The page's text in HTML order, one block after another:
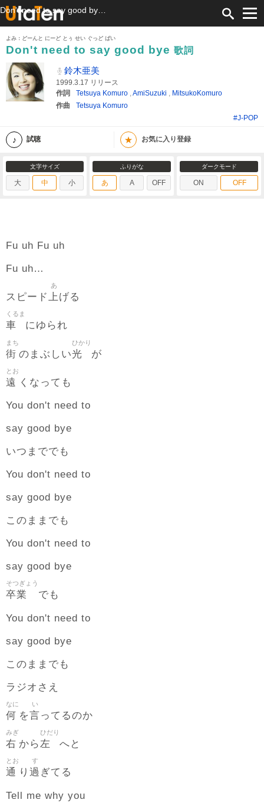
よみ：どーんと にーど とぅ せい ぐっど ばい
Don't need to say good bye 歌詞
鈴木亜美
1999.3.17 リリース
作詞
Tetsuya Komuro ,AmiSuzuki , MitsukoKomuro
作曲
Tetsuya Komuro
#J-POP
試聴 ★ お気に入り登録
文字サイズ
大 中 小
ふりがな
あ A OFF
ダークモード
ON OFF
Fu uh Fu uh
Fu uh…
スピード上
あ
げる
車
くるま
にゆられ
街
まち
のまぶしい光
ひかり
が
遠
とお
くなっても
You don't need to
say good bye
いつまででも
You don't need to
say good bye
このままでも
You don't need to
say good bye
卒業
そつぎょう
でも
You don't need to
say good bye
このままでも
ラジオさえ
何
なに
を言
い
ってるのか
右
みぎ
から左
ひだり
へと
通
とお
り 過
す
ぎてる
Tell me why you